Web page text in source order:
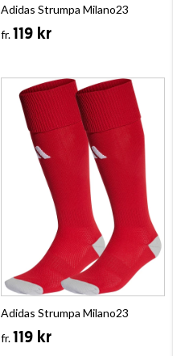
Adidas Strumpa Milano23
fr.119 kr
Adidas Strumpa Milano23
fr.119 kr